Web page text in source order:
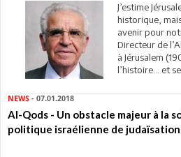
J’estime
historique,
avenir pour
Directeur de
à Jérusalem
l’histoire… et ses
NEWS - 07.01.2018
Al-Qods - Un obstacle majeur à la
politique israélienne de judaïsation